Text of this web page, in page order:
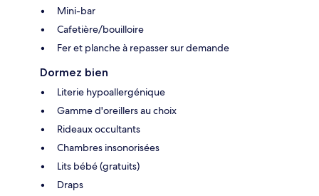
Mini-bar
Cafetière/bouilloire
Fer et planche à repasser sur demande
Dormez bien
Literie hypoallergénique
Gamme d'oreillers au choix
Rideaux occultants
Chambres insonorisées
Lits bébé (gratuits)
Draps